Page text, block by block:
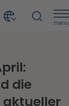
menu
die
aktueller